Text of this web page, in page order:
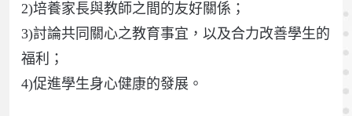
2)培養家長與教師之間的友好關係；
3)討論共同關心之教育事宜，以及合力改善學生的
福利；
4)促進學生身心健康的發展。